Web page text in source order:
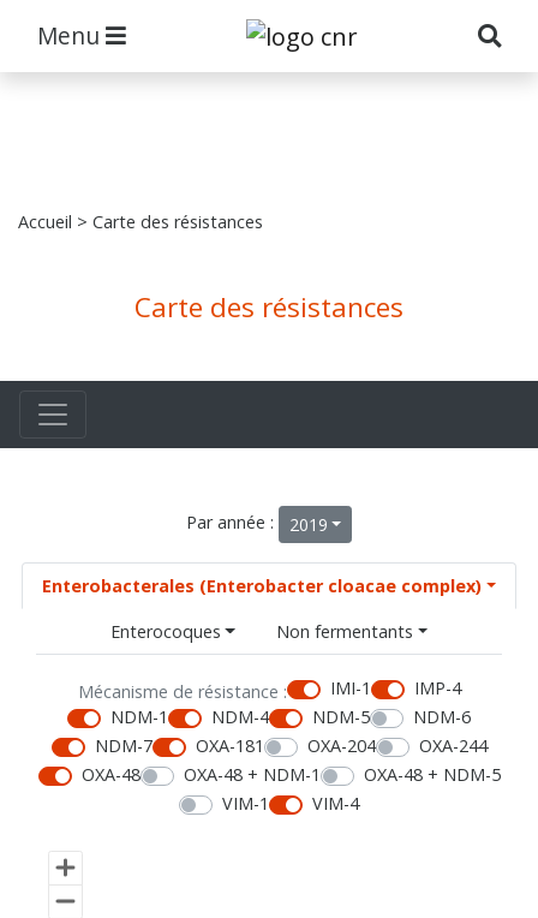
Menu
Accueil > Carte des résistances
Carte des résistances
Par année : 2019
Enterobacterales (Enterobacter cloacae complex)
Enterocoques
Non fermentants
Mécanisme de résistance : IMI-1
IMP-4
NDM-1
NDM-4 NDM-5
NDM-6
NDM-7
OXA-181 OXA-204
OXA-244
OXA-48
OXA-48 + NDM-1
OXA-48 + NDM-5
VIM-1
VIM-4